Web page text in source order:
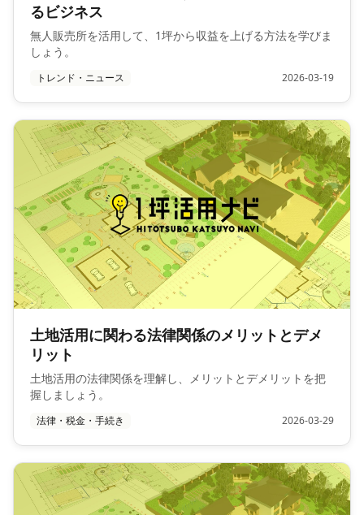
るビジネス
無人販売所を活用して、1坪から収益を上げる方法を学びま
しょう。
トレンド・ニュース 2026-03-19
土地活用に関わる法律関係のメリットとデメ
リット
土地活用の法律関係を理解し、メリットとデメリットを把
握しましょう。
法律・税金・手続き 2026-03-29